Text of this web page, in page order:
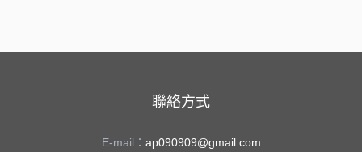
聯絡方式
E-mail： ap090909@gmail.com